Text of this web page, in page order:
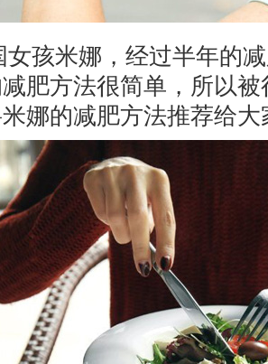
米娜，经过半年的减
肥方法很简单，所以
娜的减肥方法推荐给大